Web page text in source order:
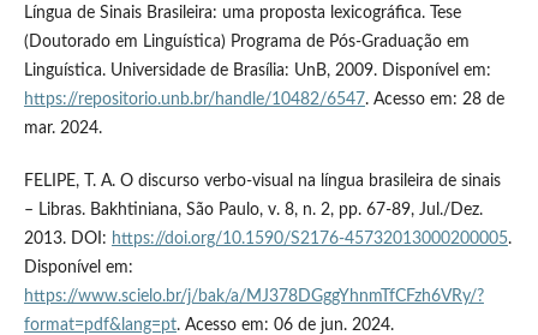
Língua de Sinais Brasileira: uma proposta lexicográfica. Tese
(Doutorado em Linguística) Programa de Pós-Graduação em
Linguística. Universidade de Brasília: UnB, 2009. Disponível em:
https://repositorio.unb.br/handle/10482/6547. Acesso em: 28 de
mar. 2024.
FELIPE, T. A. O discurso verbo-visual na língua brasileira de sinais
– Libras. Bakhtiniana, São Paulo, v. 8, n. 2, pp. 67-89, Jul./Dez.
2013. DOI: https://doi.org/10.1590/S2176-45732013000200005.
Disponível em:
https://www.scielo.br/j/bak/a/MJ378DGggYhnmTfCFzh6VRy/?
format=pdf&lang=pt. Acesso em: 06 de jun. 2024.